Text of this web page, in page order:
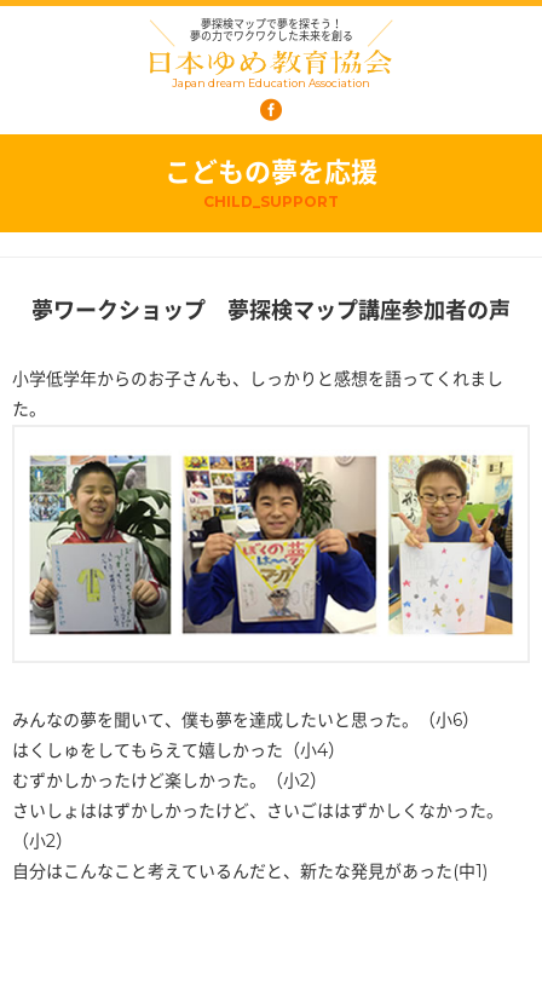
夢探検マップで夢を探そう！
夢の力でワクワクした未来を創る
Japan dream Education Association
こどもの夢を応援
CHILD_SUPPORT
夢ワークショップ 夢探検マップ講座参加者の声
小学低学年からのお子さんも、しっかりと感想を語ってくれまし
た。
みんなの夢を聞いて、僕も夢を達成したいと思った。（小6）
はくしゅをしてもらえて嬉しかった（小4）
むずかしかったけど楽しかった。（小2）
さいしょははずかしかったけど、さいごははずかしくなかった。
（小2）
自分はこんなこと考えているんだと、新たな発見があった(中1)